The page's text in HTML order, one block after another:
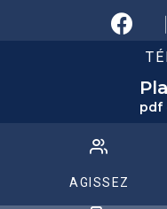
pdf
AGISSEZ